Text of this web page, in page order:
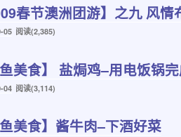
春节澳洲团游】之九 风
05 阅读(2,385)
鱼美食】 盐焗鸡–用电饭锅
04 阅读(3,114)
鱼美食】酱牛肉–下酒好菜